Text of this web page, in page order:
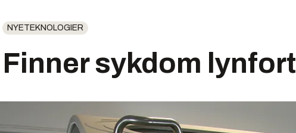
NYETEKNOLOGIER
Finner sykdom lynfort